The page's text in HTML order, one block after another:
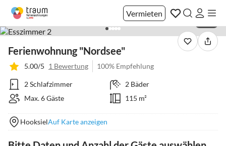
Vermieten
Ferienwohnung "Nordsee"
5.00/5 1 Bewertung 100% Empfehlung
2 Schlafzimmer
2 Bäder
Max. 6 Gäste
115 m²
HooksielAuf Karte anzeigen